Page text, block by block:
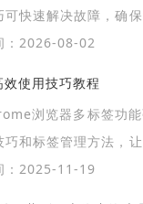
可快速解决故障，确
畅。
：2026-08-02
使用技巧教程
浏览器多标签功
巧和标签管理方法，
：2025-11-19